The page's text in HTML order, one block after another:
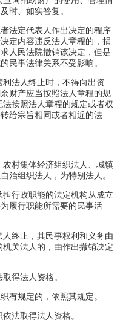
时、如实答复。
法定代表人作出决定的程序
定内容违反法人章程的，捐
人民法院撤销该决定，但是
民事法律关系不受影响。
法人终止时，不得向出资
财产应当按照法人章程的规
按照法人章程的规定或者权
给宗旨相同或者相近的法
村集体经济组织法人、城镇
治组织法人，为特别法人。
行政职能的法定机构从成立
履行职能所需要的民事活
终止，其民事权利和义务由
关法人的，由作出撤销决定
得法人资格。
有规定的，依照其规定。
法取得法人资格。